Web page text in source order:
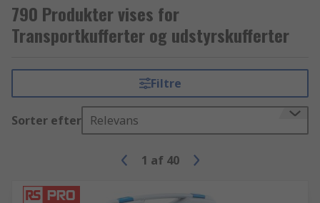
790 Produkter vises for
Transportkufferter og udstyrskufferter
Filtre
Sorter efter Relevans
1 af 40